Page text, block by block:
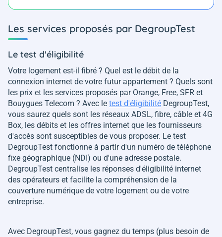
Les services proposés par DegroupTest
Le test d'éligibilité
Votre logement est-il fibré ? Quel est le débit de la
connexion internet de votre futur appartement ? Quels sont
les prix et les services proposés par Orange, Free, SFR et
Bouygues Telecom ? Avec le test d'éligibilité DegroupTest,
vous saurez quels sont les réseaux ADSL, fibre, câble et 4G
Box, les débits et les offres internet que les fournisseurs
d'accès sont susceptibles de vous proposer. Le test
DegroupTest fonctionne à partir d'un numéro de téléphone
fixe géographique (NDI) ou d'une adresse postale.
DegroupTest centralise les réponses d'éligibilité internet
des opérateurs et facilite la compréhension de la
couverture numérique de votre logement ou de votre
entreprise.
Avec DegroupTest, vous gagnez du temps (plus besoin de